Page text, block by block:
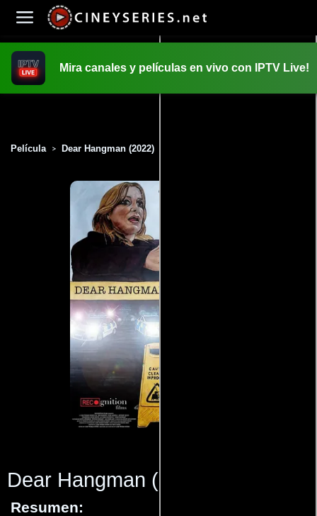
Mira canales y películas en vivo con IPTV Live!
Película > Dear Hangman (2022)
Dear Hangman (2022)
Resumen: